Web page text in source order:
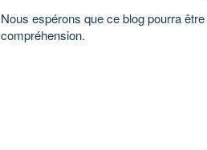
Nous espérons que ce blog pourra
compréhension.